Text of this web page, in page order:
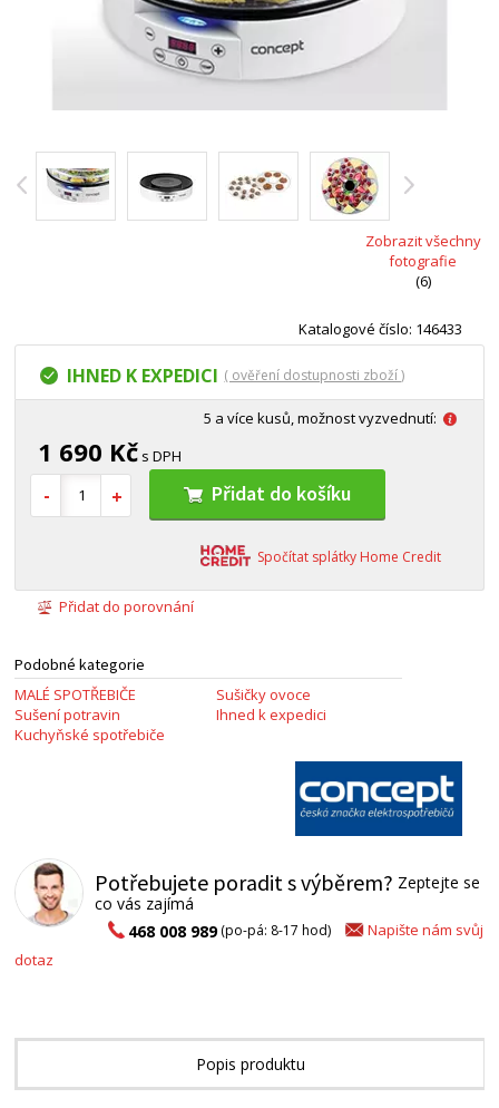
Zobrazit všechny
fotografie
(6)
Katalogové číslo: 146433
IHNED K EXPEDICI ( ověření dostupnosti zboží )
5 a více kusů, možnost vyzvednutí:
1 690 Kč s DPH
Přidat do košíku
Spočítat splátky Home Credit
Přidat do porovnání
Podobné kategorie
MALÉ SPOTŘEBIČE
Sušení potravin
Kuchyňské spotřebiče
Sušičky ovoce
Ihned k expedici
Potřebujete poradit s výběrem? Zeptejte se
co vás zajímá
468 008 989(po-pá: 8-17 hod)
Napište nám svůj
dotaz
Popis produktu